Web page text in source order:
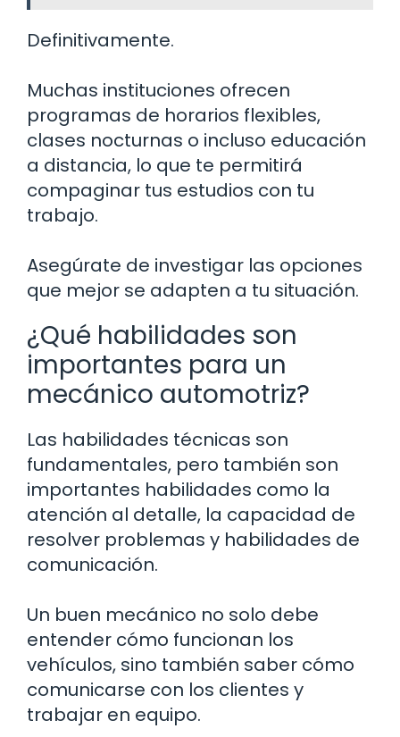
Definitivamente.
Muchas instituciones ofrecen
programas de horarios flexibles,
clases nocturnas o incluso educación
a distancia, lo que te permitirá
compaginar tus estudios con tu
trabajo.
Asegúrate de investigar las opciones
que mejor se adapten a tu situación.
¿Qué habilidades son
importantes para un
mecánico automotriz?
Las habilidades técnicas son
fundamentales, pero también son
importantes habilidades como la
atención al detalle, la capacidad de
resolver problemas y habilidades de
comunicación.
Un buen mecánico no solo debe
entender cómo funcionan los
vehículos, sino también saber cómo
comunicarse con los clientes y
trabajar en equipo.